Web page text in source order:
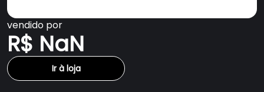
vendido por
R$ NaN
Ir à loja